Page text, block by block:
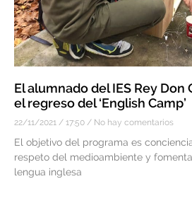
El alumnado del IES Rey Don
el regreso del ‘English Camp’
22/11/2021 17:50 No hay comentarios
El objetivo del programa es
respeto del medioambiente y
lengua inglesa